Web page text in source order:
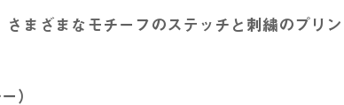
まざまなモチーフのステッチと刺繍のプリ
）